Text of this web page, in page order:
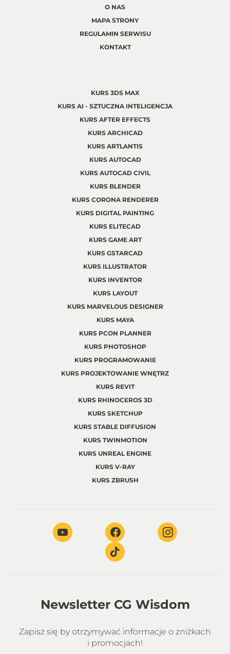
O NAS
MAPA STRONY
REGULAMIN SERWISU
KONTAKT
KURS 3DS MAX
KURS AI - SZTUCZNA INTELIGENCJA
KURS AFTER EFFECTS
KURS ARCHICAD
KURS ARTLANTIS
KURS AUTOCAD
KURS AUTOCAD CIVIL
KURS BLENDER
KURS CORONA RENDERER
KURS DIGITAL PAINTING
KURS ELITECAD
KURS GAME ART
KURS GSTARCAD
KURS ILLUSTRATOR
KURS INVENTOR
KURS LAYOUT
KURS MARVELOUS DESIGNER
KURS MAYA
KURS PCON PLANNER
KURS PHOTOSHOP
KURS PROGRAMOWANIE
KURS PROJEKTOWANIE WNĘTRZ
KURS REVIT
KURS RHINOCEROS 3D
KURS SKETCHUP
KURS STABLE DIFFUSION
KURS TWINMOTION
KURS UNREAL ENGINE
KURS V-RAY
KURS ZBRUSH
Newsletter CG Wisdom
Zapisz się by otrzymywać informacje o zniżkach
i promocjach!